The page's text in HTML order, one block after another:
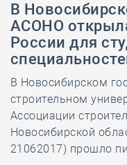
В
АСОНО
России для
В Новосибирском
строительном
Ассоциации
Новосибирской
21062017) прошло